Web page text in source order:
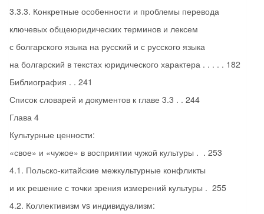
3.3.3. Конкретные особенности и проблемы перевода
ключевых общеюридических терминов и лексем
с болгарского языка на русский и с русского языка
на болгарский в текстах юридического характера . . . . . 182
Библиография . . 241
Список словарей и документов к главе 3.3 . . 244
Глава 4
Культурные ценности:
«свое» и «чужое» в восприятии чужой культуры . . 253
4.1. Польско-китайские межкультурные конфликты
и их решение с точки зрения измерений культуры . 255
4.2. Коллективизм vs индивидуализм: